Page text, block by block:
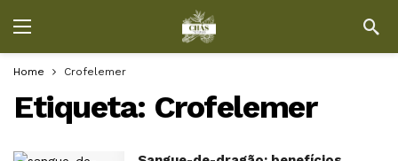
Home Crofelemer
Etiqueta: Crofelemer